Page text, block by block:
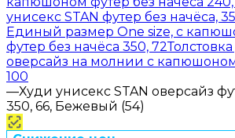
унисекс STAN футер без начёса,
Единый размер One size, с
футер без начёса 350, 72
оверсайз на молнии с
100
—Худи унисекс STAN оверсайз
350, 66, Бежевый (54)